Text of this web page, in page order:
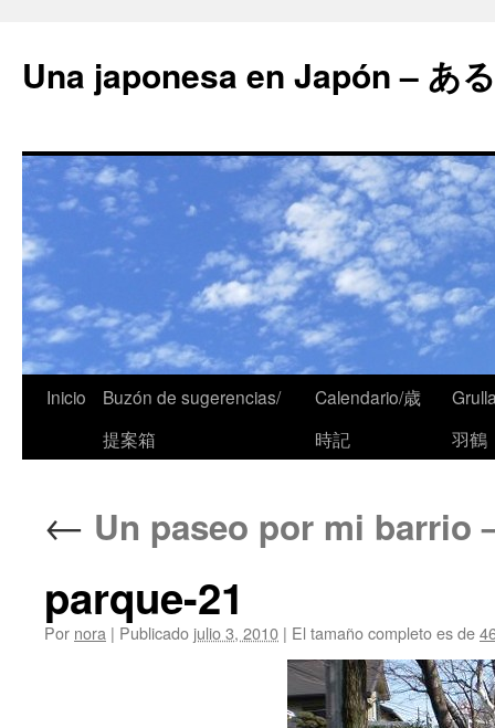
Una japonesa en Japón – あ
Inicio
Buzón de sugerencias/
提案箱
Calendario/歳
時記
羽鶴
← Un paseo por mi barrio
parque-21
Por nora | Publicado julio 3, 2010 | El tamaño completo es de